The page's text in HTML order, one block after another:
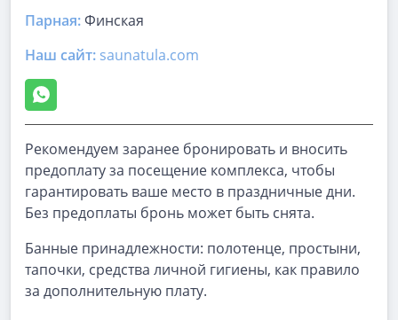
Парная:Финская
Наш сайт: saunatula.com
Рекомендуем заранее бронировать и вносить
предоплату за посещение комплекса, чтобы
гарантировать ваше место в праздничные дни.
Без предоплаты бронь может быть снята.
Банные принадлежности: полотенце, простыни,
тапочки, средства личной гигиены, как правило
за дополнительную плату.